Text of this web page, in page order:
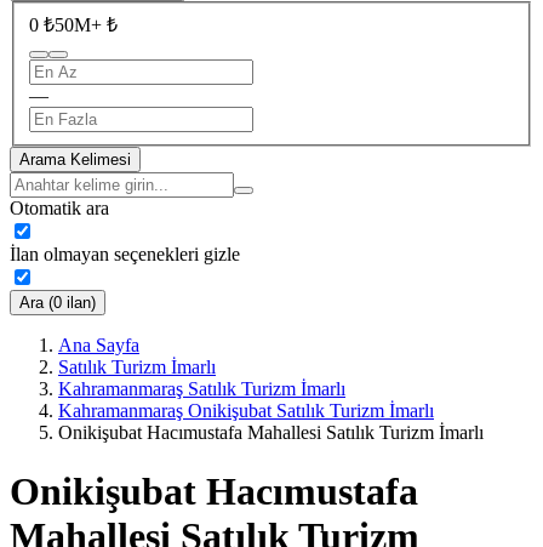
0 ₺50M+ ₺
—
Arama Kelimesi
Otomatik ara
İlan olmayan seçenekleri gizle
Ara (0 ilan)
Ana Sayfa
Satılık Turizm İmarlı
Kahramanmaraş Satılık Turizm İmarlı
Kahramanmaraş Onikişubat Satılık Turizm İmarlı
Onikişubat Hacımustafa Mahallesi Satılık Turizm İmarlı
Onikişubat Hacımustafa
Mahallesi Satılık Turizm